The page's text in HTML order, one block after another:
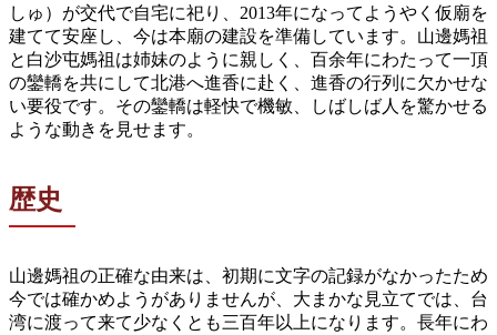
しゅ）が交代で自宅に祀り、2013年になってようやく仮廟を
建てて安座し、今は本廟の建設を準備しています。山邊媽祖
と白沙屯媽祖は姉妹のように親しく、百余年にわたって一頂
の鑾轎を共にして北港へ進香に赴く、進香の行列に欠かせな
い要役です。その鑾轎は軽快で機敏、しばしば人を驚かせる
ような動きを見せます。
歴史
山邊媽祖の正確な由来は、初期に文字の記録がなかったため
今では確かめようがありませんが、大まかな見立てでは、台
湾に渡って来て少なくとも三百年以上になります。長年にわ